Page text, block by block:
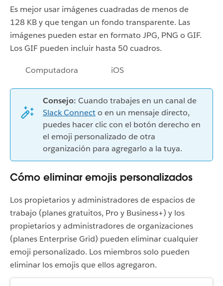
Es mejor usar imágenes cuadradas de menos de
128 KB y que tengan un fondo transparente. Las
imágenes pueden estar en formato JPG, PNG o GIF.
Los GIF pueden incluir hasta 50 cuadros.
Computadora iOS
Consejo: Cuando trabajes en un canal de
Slack Connecto en un mensaje directo,
puedes hacer clic con el botón derecho en
el emoji personalizado de otra
organización para agregarlo a la tuya.
Cómo eliminar emojis personalizados
Los propietarios y administradores de espacios de
trabajo (planes gratuitos, Pro y Business+) y los
propietarios y administradores de organizaciones
(planes Enterprise Grid) pueden eliminar cualquier
emoji personalizado. Los miembros solo pueden
eliminar los emojis que ellos agregaron.